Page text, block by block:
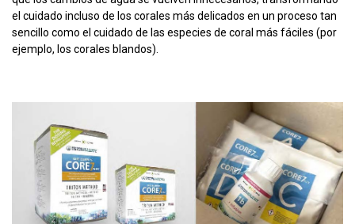
el cuidado incluso de los corales más delicados en un proceso tan
sencillo como el cuidado de las especies de coral más fáciles (por
ejemplo, los corales blandos).